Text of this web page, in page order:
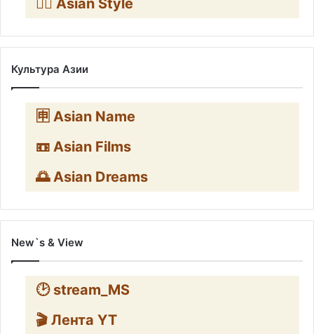
🧛‍♂️ Asian Style
Культура Азии
🈸 Asian Name
📼 Asian Films
🌅 Asian Dreams
New`s & View
🕑 stream_MS
🎬 Лента YT